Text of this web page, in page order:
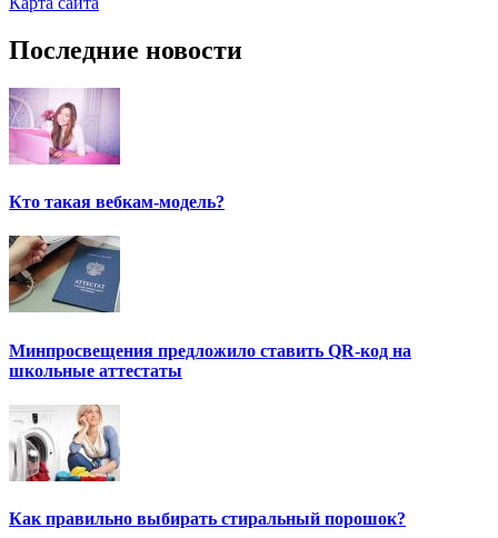
Последние новости
Кто такая вебкам-модель?
Минпросвещения предложило ставить QR-код на
школьные аттестаты
Как правильно выбирать стиральный порошок?